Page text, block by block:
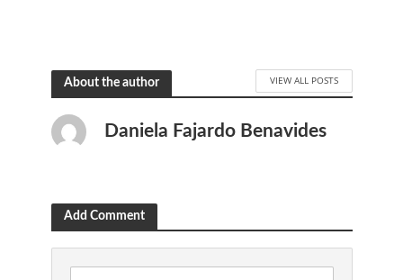
About the author VIEW ALL POSTS
Daniela Fajardo Benavides
Add Comment